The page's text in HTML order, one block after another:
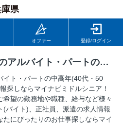
県
オファー 登録/ログイン
兵庫県三田市の接客のアルバイト・パートの求人
イト・パートの中⾼年(40代・50
探しならマイナビミドルシニア！
望の勤務地や職種、給与など様々
(バイト)、正社員、派遣の求人情報
にぴったりのお仕事探しならマイ